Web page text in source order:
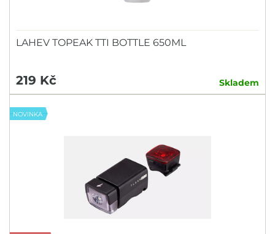
LAHEV TOPEAK TTI BOTTLE 650ML
219 Kč Skladem
NOVINKA